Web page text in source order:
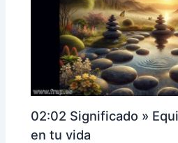
02:02 Significado »
en tu vida